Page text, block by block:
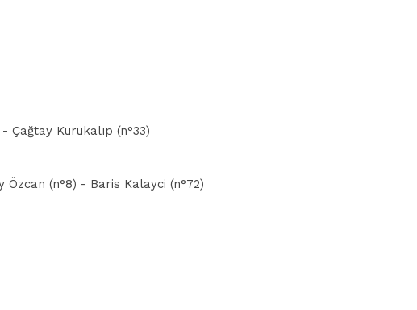
Çağtay Kurukalıp (n°33)
(n°8) - Baris Kalayci (n°72)